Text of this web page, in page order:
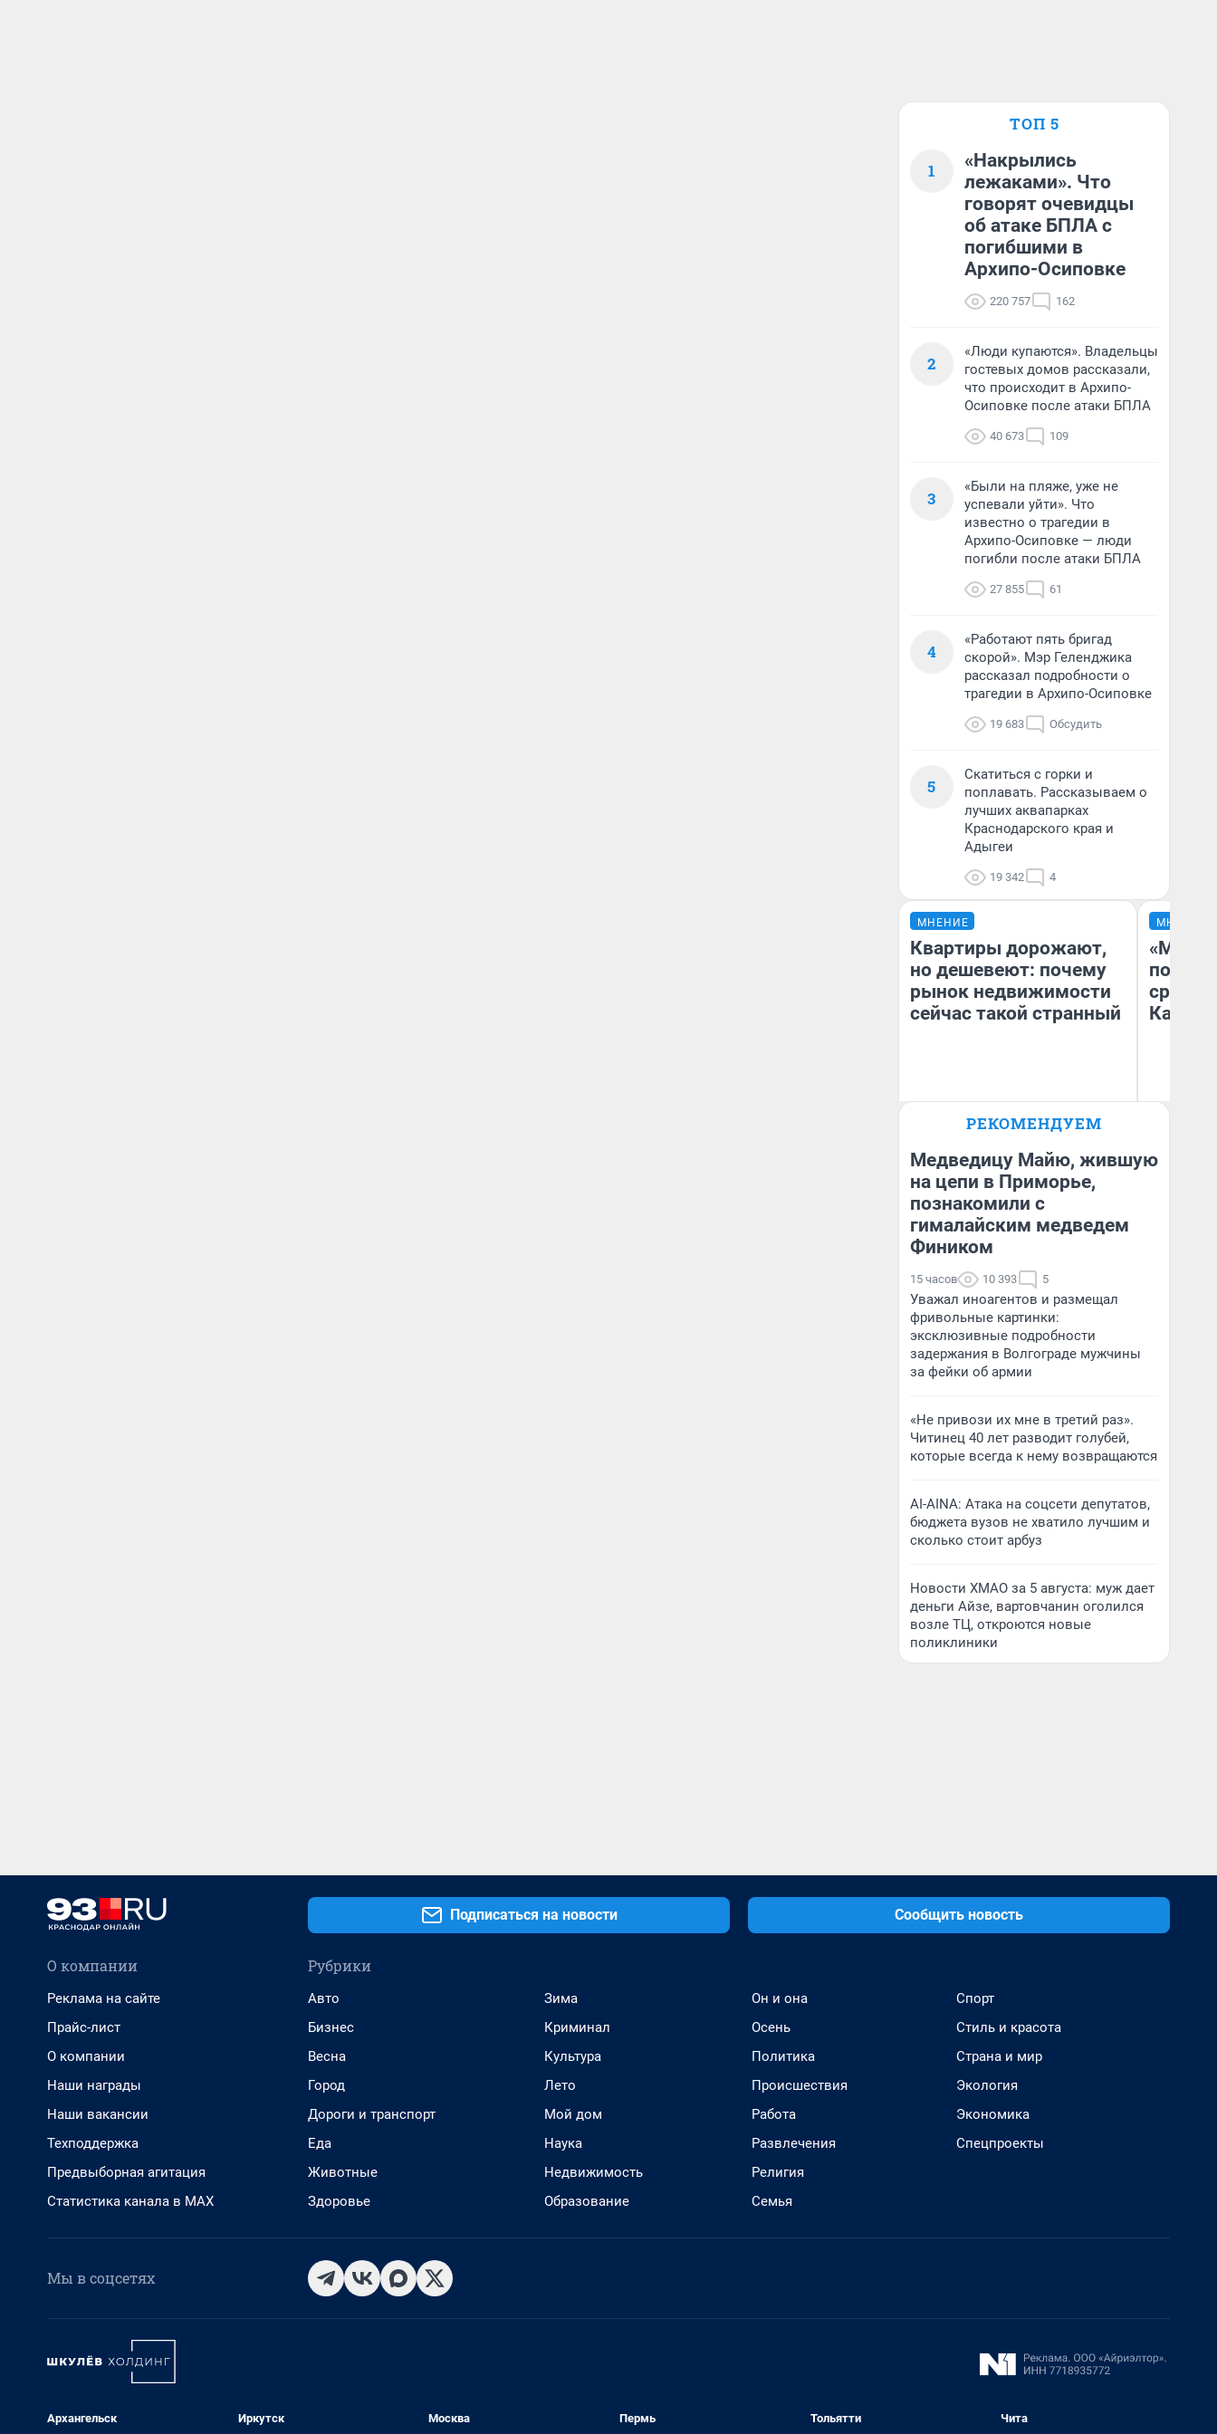
ТОП 5
1
«Накрылись
лежаками». Что
говорят очевидцы
об атаке БПЛА с
погибшими в
Архипо-Осиповке
220 757 162
2
«Люди купаются». Владельцы
гостевых домов рассказали,
что происходит в Архипо-
Осиповке после атаки БПЛА
40 673 109
3
«Были на пляже, уже не
успевали уйти». Что
известно о трагедии в
Архипо-Осиповке — люди
погибли после атаки БПЛА
27 855 61
4
«Работают пять бригад
скорой». Мэр Геленджика
рассказал подробности о
трагедии в Архипо-Осиповке
19 683 Обсудить
5
Скатиться с горки и
поплавать. Рассказываем о
лучших аквапарках
Краснодарского края и
Адыгеи
19 342 4
МНЕНИЕ
Квартиры дорожают,
но дешевеют: почему
рынок недвижимости
сейчас такой странный
Екатерина Торопова
недвижимости
МНЕНИЕ
РЕКОМЕНДУЕМ
Медведицу Майю, жившую
на цепи в Приморье,
познакомили с
гималайским медведем
Фиником
15 часов 10 393 5
Уважал иноагентов и размещал
фривольные картинки:
эксклюзивные подробности
задержания в Волгограде мужчины
за фейки об армии
«Не привози их мне в третий раз».
Читинец 40 лет разводит голубей,
которые всегда к нему возвращаются
AI-AINA: Атака на соцсети депутатов,
бюджета вузов не хватило лучшим и
сколько стоит арбуз
Новости ХМАО за 5 августа: муж дает
деньги Айзе, вартовчанин оголился
возле ТЦ, откроются новые
поликлиники
Подписаться на новости Сообщить новость
О компании
Реклама на сайте
Прайс-лист
О компании
Наши награды
Наши вакансии
Техподдержка
Предвыборная агитация
Статистика канала в MAX
Рубрики
Авто
Бизнес
Весна
Город
Дороги и транспорт
Еда
Животные
Здоровье
Зима
Криминал
Культура
Лето
Мой дом
Наука
Недвижимость
Образование
Он и она
Осень
Политика
Происшествия
Работа
Развлечения
Религия
Семья
Спорт
Стиль и красота
Страна и мир
Экология
Экономика
Спецпроекты
Мы в соцсетях
Архангельск Иркутск Москва Пермь Тольятти Чита